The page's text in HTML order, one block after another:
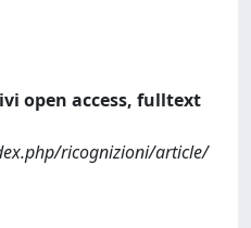
open access, fulltext
ricognizioni/article/